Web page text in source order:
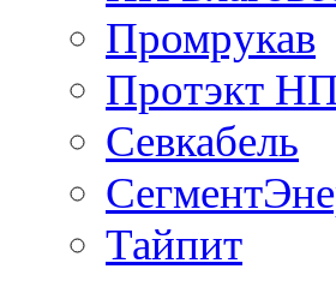
Промрукав
Протэкт
Севкабель
Тайпит